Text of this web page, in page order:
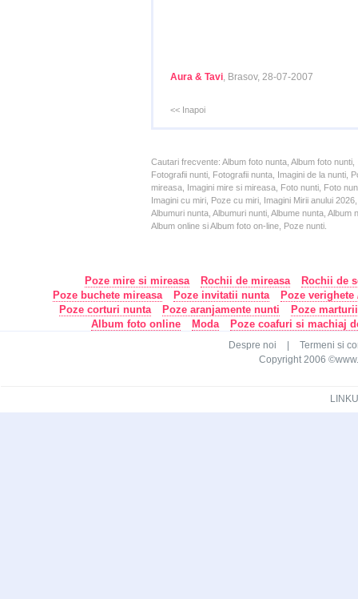
Aura & Tavi, Brasov, 28-07-2007
<< Inapoi
Cautari frecvente: Album foto nunta, Album foto
Fotografii nunti, Fotografii nunta, Imagini de la nunti,
mireasa, Imagini mire si mireasa, Foto nunti, Foto
Imagini cu miri, Poze cu miri, Imagini Mirii anului
Albumuri nunta, Albumuri nunti, Albume nunta,
Album online si Album foto on-line, Poze nunti.
Poze mire si mireasa Rochii de mireasa
Rochii de
Poze buchete mireasa
Poze invitatii nunta
Poze
Poze corturi nunta
Poze aranjamente nunti
Poze
Album foto online
Moda Poze coafuri si machiaj
Despre noi
Termeni si
Copyright 2006